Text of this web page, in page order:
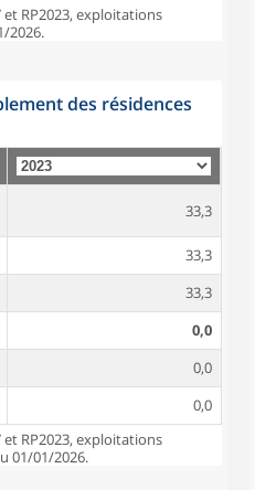
et RP2023, exploitations
2026.
des résidences
33,3
33,3
33,3
0,0
0,0
0,0
et RP2023, exploitations
01/01/2026.